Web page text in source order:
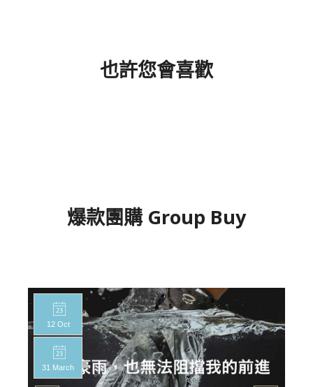
也許您會喜歡
爆款團購 Group Buy
12 Oct
31 March